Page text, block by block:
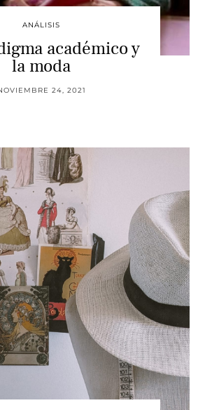
ANÁLISIS
académico y
la moda
24, 2021